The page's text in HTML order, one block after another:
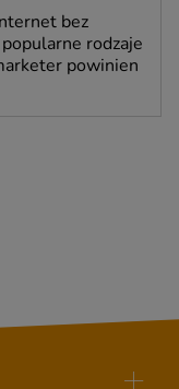
bez
rodzaje
powinien